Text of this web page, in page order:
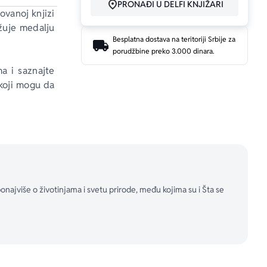
knjizi
medalju
i saznajte
mogu da
PRONAĐI U DELFI KNJIŽARI
Besplatna dostava na teritoriji Srbije za
porudžbine preko 3.000 dinara.
o životinjama i svetu prirode, među kojima su i Šta se